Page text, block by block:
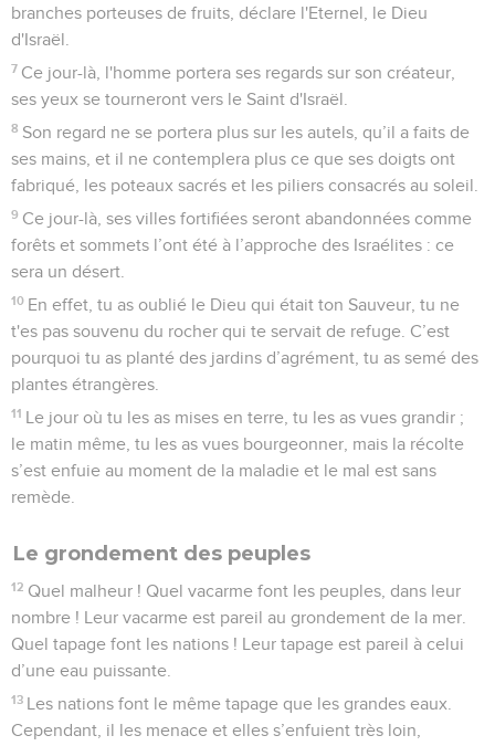
branches porteuses de fruits, déclare l'Eternel, le Dieu
d'Israël.
7 Ce jour-là, l'homme portera ses regards sur son créateur,
ses yeux se tourneront vers le Saint d'Israël.
8 Son regard ne se portera plus sur les autels, qu’il a faits de
ses mains, et il ne contemplera plus ce que ses doigts ont
fabriqué, les poteaux sacrés et les piliers consacrés au soleil.
9 Ce jour-là, ses villes fortifiées seront abandonnées comme
forêts et sommets l’ont été à l’approche des Israélites : ce
sera un désert.
10 En effet, tu as oublié le Dieu qui était ton Sauveur, tu ne
t'es pas souvenu du rocher qui te servait de refuge. C’est
pourquoi tu as planté des jardins d’agrément, tu as semé des
plantes étrangères.
11 Le jour où tu les as mises en terre, tu les as vues grandir ;
le matin même, tu les as vues bourgeonner, mais la récolte
s’est enfuie au moment de la maladie et le mal est sans
remède.
Le grondement des peuples
12 Quel malheur ! Quel vacarme font les peuples, dans leur
nombre ! Leur vacarme est pareil au grondement de la mer.
Quel tapage font les nations ! Leur tapage est pareil à celui
d’une eau puissante.
13 Les nations font le même tapage que les grandes eaux.
Cependant, il les menace et elles s’enfuient très loin,